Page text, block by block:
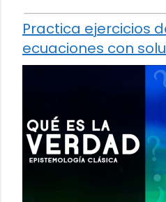
Practica ejercicios
ecuaciones con